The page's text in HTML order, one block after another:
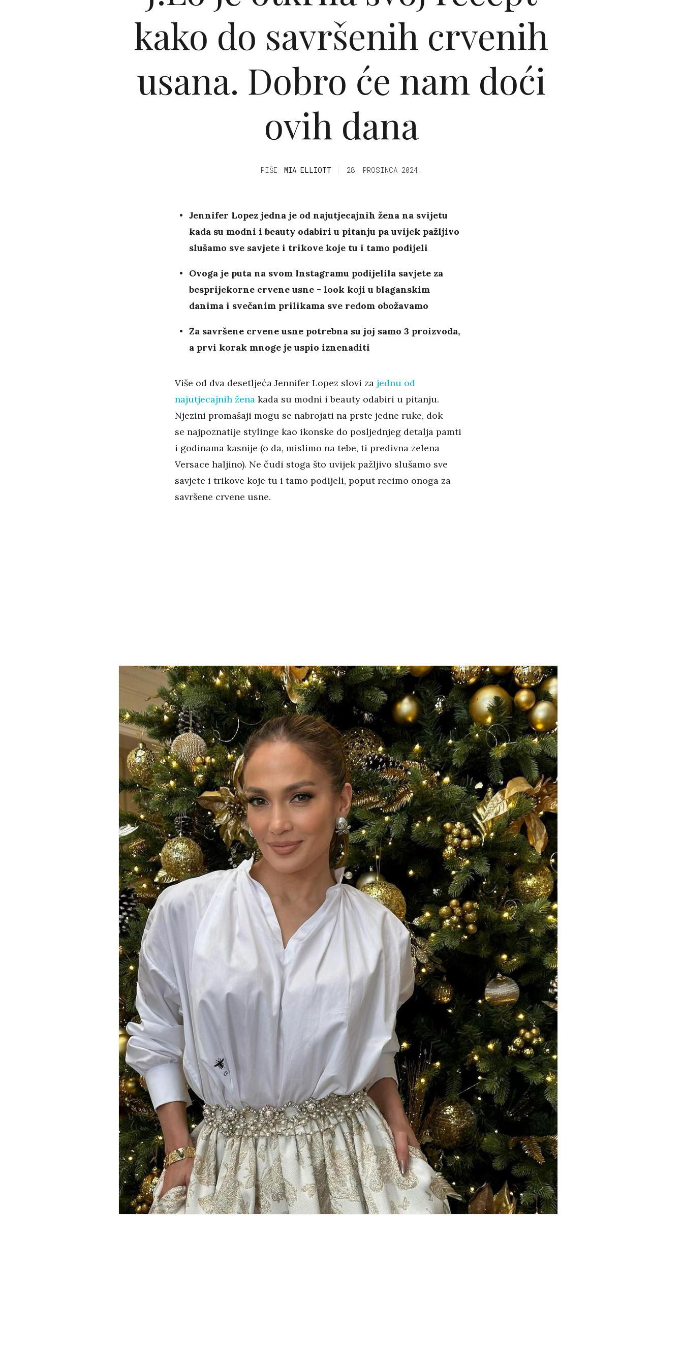
kako do savršenih crvenih
usana. Dobro će nam doći
ovih dana
PIŠE MIA ELLIOTT 28. PROSINCA 2024.
Jennifer Lopez jedna je od najutjecajnih žena na svijetu
kada su modni i beauty odabiri u pitanju pa uvijek pažljivo
slušamo sve savjete i trikove koje tu i tamo podijeli
Ovoga je puta na svom Instagramu podijelila savjete za
besprijekorne crvene usne - look koji u blaganskim
danima i svečanim prilikama sve redom obožavamo
Za savršene crvene usne potrebna su joj samo 3 proizvoda,
a prvi korak mnoge je uspio iznenaditi
Više od dva desetljeća Jennifer Lopez slovi za jednu od
najutjecajnih ženakada su modni i beauty odabiri u pitanju.
Njezini promašaji mogu se nabrojati na prste jedne ruke, dok
se najpoznatije stylinge kao ikonske do posljednjeg detalja pamti
i godinama kasnije (o da, mislimo na tebe, ti predivna zelena
Versace haljino). Ne čudi stoga što uvijek pažljivo slušamo sve
savjete i trikove koje tu i tamo podijeli, poput recimo onoga za
savršene crvene usne.